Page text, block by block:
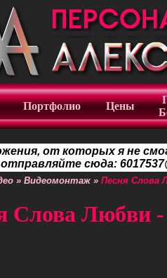
Портфолио Цены
от которых я не
отправляйте сюда:
» Видеомонтаж » Песня Слова
Слова Любви